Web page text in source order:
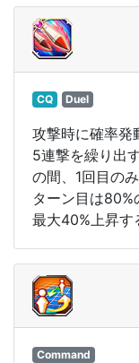
CQ Duel
攻撃時に確率発
5連撃を繰り出
の間、1回目の
ターン目は80%
最大40%上昇す
Command